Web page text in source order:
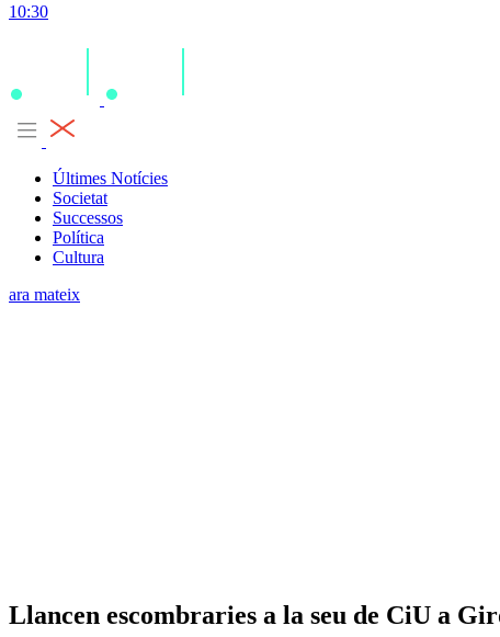
10:30
Últimes Notícies
Societat
Successos
Política
Cultura
ara mateix
Llancen escombraries a la seu de CiU a